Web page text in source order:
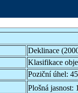
Deklinace
Klasifikace
Poziční úhel:
Plošná jasnost: